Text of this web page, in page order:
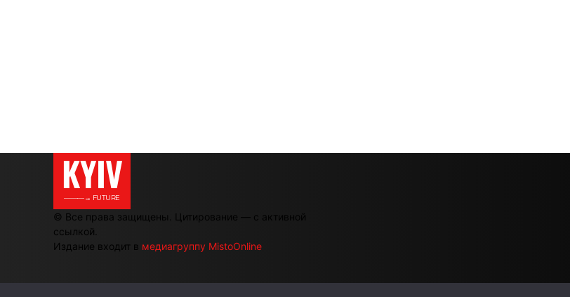
KYIV
———→ FUTURE
© Все права защищены. Цитирование — с активной
ссылкой.
Издание входит в медиагруппу MistoOnline